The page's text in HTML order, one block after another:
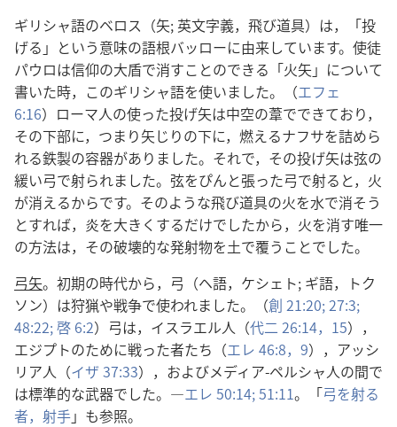
ギリシャ語のベロス（矢; 英文字義，飛び道具）は，「投
げる」という意味の語根バッローに由来しています。使徒
パウロは信仰の大盾で消すことのできる「火矢」について
書いた時，このギリシャ語を使いました。（エフェ
6:16）ローマ人の使った投げ矢は中空の葦でできており，
その下部に，つまり矢じりの下に，燃えるナフサを詰めら
れる鉄製の容器がありました。それで，その投げ矢は弦の
緩い弓で射られました。弦をぴんと張った弓で射ると，火
が消えるからです。そのような飛び道具の火を水で消そう
とすれば，炎を大きくするだけでしたから，火を消す唯一
の方法は，その破壊的な発射物を土で覆うことでした。
弓矢。初期の時代から，弓（ヘ語，ケシェト; ギ語，トク
ソン）は狩猟や戦争で使われました。（創 21:20;27:3;
48:22;啓 6:2）弓は，イスラエル人（代二 26:14，15），
エジプトのために戦った者たち（エレ 46:8，9），アッシ
リア人（イザ 37:33），およびメディア-ペルシャ人の間で
は標準的な武器でした。―エレ 50:14;51:11。「弓を射る
者，射手」も参照。